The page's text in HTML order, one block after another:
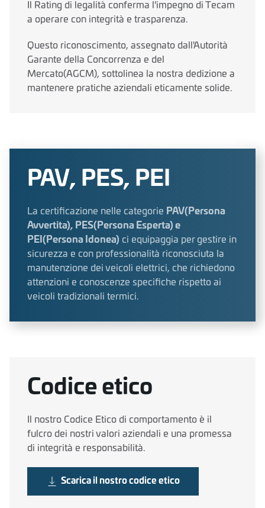
Il Rating di legalità conferma l'impegno di Tecam
a operare con integrità e trasparenza.
Questo riconoscimento, assegnato dall'Autorità
Garante della Concorrenza e del
Mercato(AGCM), sottolinea la nostra dedizione a
mantenere pratiche aziendali eticamente solide.
PAV, PES, PEI
La certificazione nelle categorie PAV(Persona
Avvertita), PES(Persona Esperta) e
PEI(Persona Idonea) ci equipaggia per gestire in
sicurezza e con professionalità riconosciuta la
manutenzione dei veicoli elettrici, che richiedono
attenzioni e conoscenze specifiche rispetto ai
veicoli tradizionali termici.
Codice etico
Il nostro Codice Etico di comportamento è il
fulcro dei nostri valori aziendali e una promessa
di integrità e responsabilità.
Scarica il nostro codice etico